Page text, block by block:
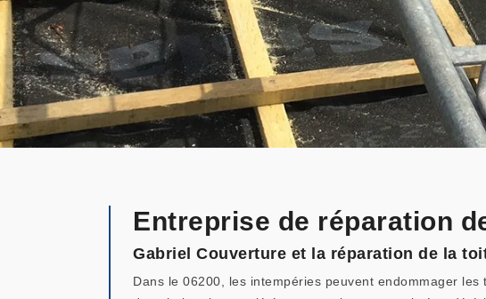
Entreprise de réparation
Gabriel Couverture et la réparation de la
Dans le 06200, les intempéries peuvent endommager